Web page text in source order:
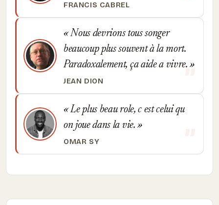
FRANCIS CABREL
Nous devrions tous songer
beaucoup plus souvent à la mort.
Paradoxalement, ça aide a vivre.
JEAN DION
Le plus beau role, c est celui qu
on joue dans la vie.
OMAR SY